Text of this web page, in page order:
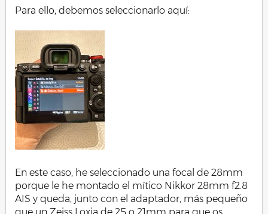
Para ello, debemos seleccionarlo aquí:
En este caso, he seleccionado una focal de 28mm
porque le he montado el mítico Nikkor 28mm f2.8
AIS y queda, junto con el adaptador, más pequeño